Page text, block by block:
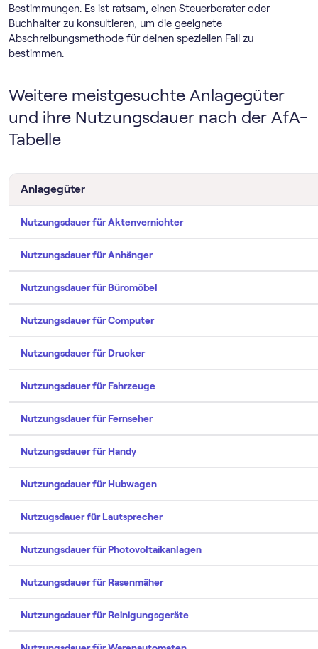
Bestimmungen. Es ist ratsam, einen Steuerberater oder
Buchhalter zu konsultieren, um die geeignete
Abschreibungsmethode für deinen speziellen Fall zu
bestimmen.
Weitere meistgesuchte Anlagegüter
und ihre Nutzungsdauer nach der AfA-
Tabelle
Anlagegüter
Nutzungsdauer für Aktenvernichter
Nutzungsdauer für Anhänger
Nutzungsdauer für Büromöbel
Nutzungsdauer für Computer
Nutzungsdauer für Drucker
Nutzungsdauer für Fahrzeuge
Nutzungsdauer für Fernseher
Nutzungsdauer für Handy
Nutzungsdauer für Hubwagen
Nutzugsdauer für Lautsprecher
Nutzungsdauer für Photovoltaikanlagen
Nutzungsdauer für Rasenmäher
Nutzungsdauer für Reinigungsgeräte